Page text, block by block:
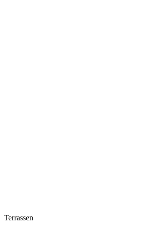
Terrassen